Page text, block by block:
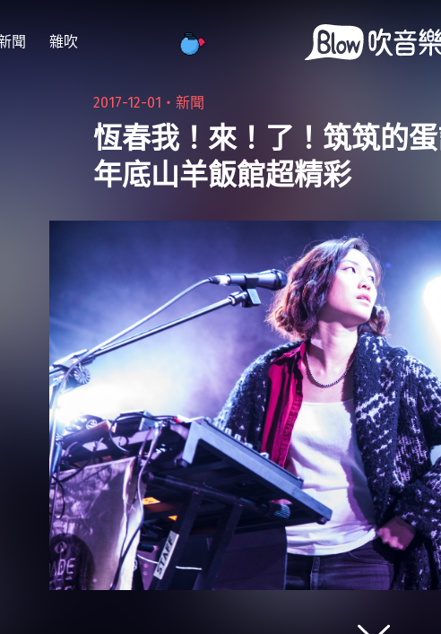
聞 雜吹
2017-12-01・新聞
恆春我！來！了！筑筑的
年底山羊飯館超精彩